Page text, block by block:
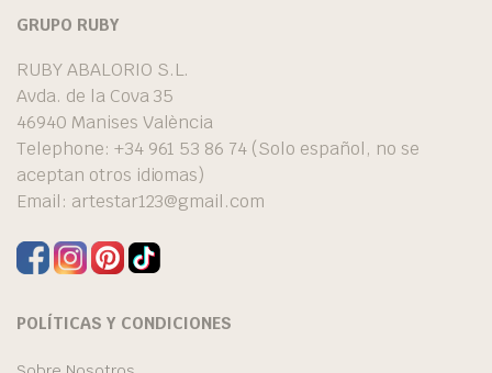
GRUPO RUBY
RUBY ABALORIO S.L.
Avda. de la Cova 35
46940 Manises València
Telephone: +34 961 53 86 74 (Solo español, no se
aceptan otros idiomas)
Email: artestar123@gmail.com
POLÍTICAS Y CONDICIONES